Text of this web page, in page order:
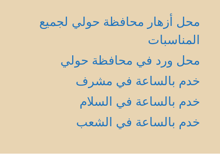
محل أزهار محافظة حولي لجميع
المناسبات
محل ورد في محافظة حولي
خدم بالساعة في مشرف
خدم بالساعة في السلام
خدم بالساعة في الشعب